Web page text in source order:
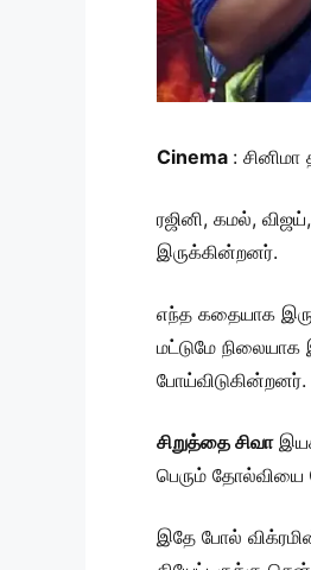
Cinema :
ரஜினி, கமல்,
இருக்கின்றனர்.
எந்த கதையாக
மட்டுமே
போய்விடுகின்றனர்.
சிறுத்தை சிவா
பெரும் தோல்வியை
இதே போல்